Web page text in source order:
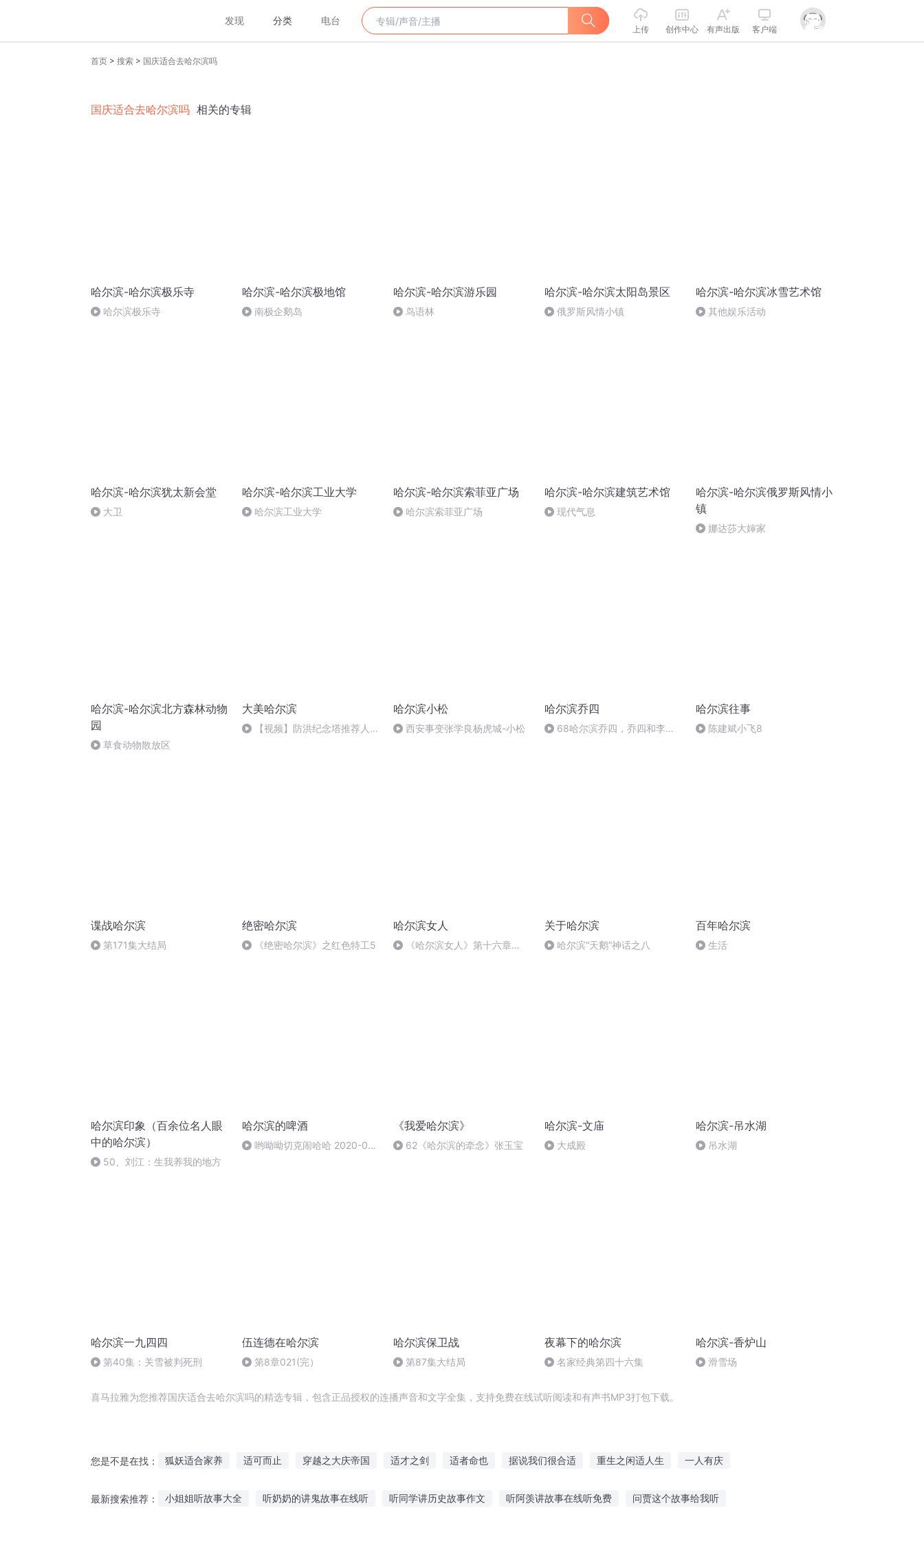
发现 分类 电台
上传 创作中心 有声出版 客户端
首页 > 搜索 > 国庆适合去哈尔滨吗
国庆适合去哈尔滨吗 相关的专辑
哈尔滨-哈尔滨极乐寺
哈尔滨极乐寺
哈尔滨-哈尔滨极地馆
南极企鹅岛
哈尔滨-哈尔滨游乐园
鸟语林
哈尔滨-哈尔滨太阳岛景区
俄罗斯风情小镇
哈尔滨-哈尔滨冰雪艺术馆
其他娱乐活动
哈尔滨-哈尔滨犹太新会堂
大卫
哈尔滨-哈尔滨工业大学
哈尔滨工业大学
哈尔滨-哈尔滨索菲亚广场
哈尔滨索菲亚广场
哈尔滨-哈尔滨建筑艺术馆
现代气息
哈尔滨-哈尔滨俄罗斯风情小
镇
娜达莎大婶家
哈尔滨-哈尔滨北方森林动物
园
草食动物散放区
大美哈尔滨
【视频】防洪纪念塔推荐人刘
哈尔滨小松
西安事变张学良杨虎城-小松
哈尔滨乔四
68哈尔滨乔四，乔四和李杰
哈尔滨往事
陈建斌小飞8
谍战哈尔滨
第171集大结局
绝密哈尔滨
《绝密哈尔滨》之红色特工5
哈尔滨女人
《哈尔滨女人》第十六章
关于哈尔滨
哈尔滨“天鹅”神话之八
百年哈尔滨
生活
哈尔滨印象（百余位名人眼
中的哈尔滨）
50、刘江：生我养我的地方
哈尔滨的啤酒
哟呦呦切克闹哈哈 2020-08-
《我爱哈尔滨》
62《哈尔滨的牵念》张玉宝
哈尔滨-文庙
大成殿
哈尔滨-吊水湖
吊水湖
哈尔滨一九四四
第40集：关雪被判死刑
伍连德在哈尔滨
第8章021(完）
哈尔滨保卫战
第87集大结局
夜幕下的哈尔滨
名家经典第四十六集
哈尔滨-香炉山
滑雪场
喜马拉雅为您推荐国庆适合去哈尔滨吗的精选专辑，包含正品授权的连播声音和文字全集，支持免费在线试听阅读和有声书MP3打包下载。
您是不是在找： 狐妖适合家养 适可而止 穿越之大庆帝国 适才之剑 适者命也 据说我们很合适 重生之闲适人生 一人有庆
最新搜索推荐： 小姐姐听故事大全 听奶奶的讲鬼故事在线听 听同学讲历史故事作文 听阿羡讲故事在线听免费 问贾这个故事给我听